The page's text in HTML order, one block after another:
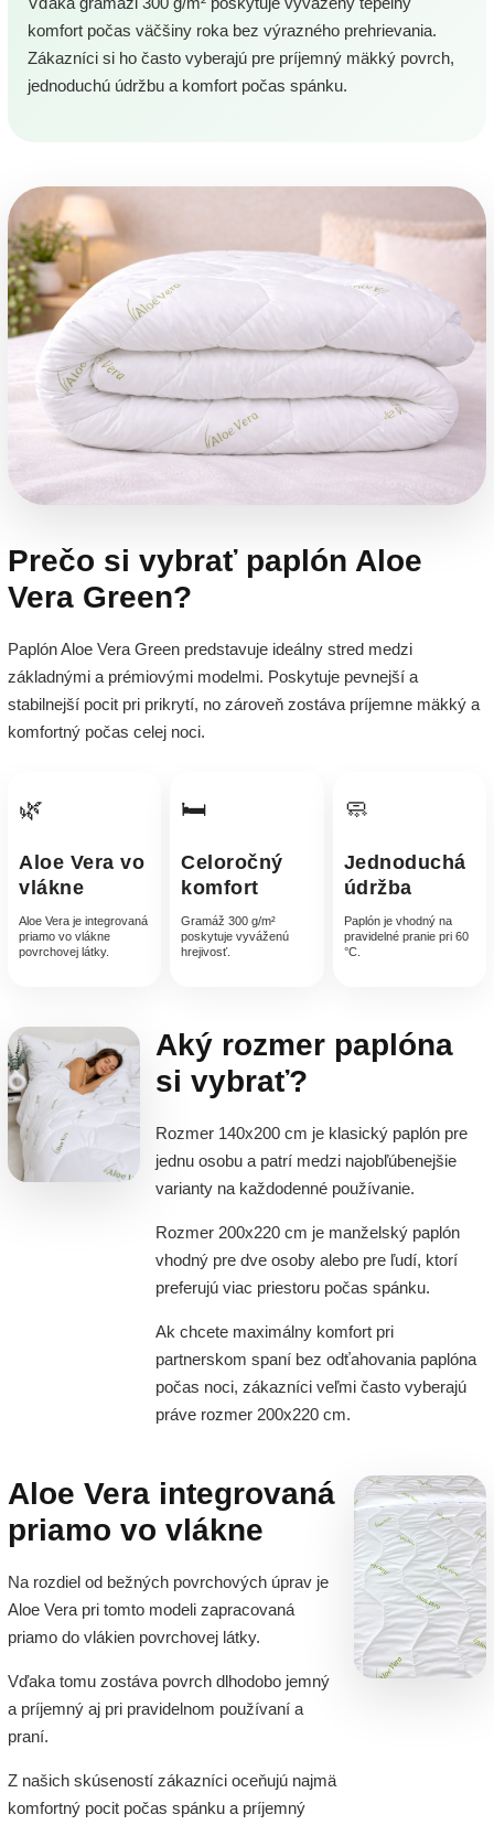
komfort počas väčšiny roka bez výrazného prehrievania.
Zákazníci si ho často vyberajú pre príjemný mäkký povrch,
jednoduchú údržbu a komfort počas spánku.
Prečo si vybrať paplón Aloe
Vera Green?
Paplón Aloe Vera Green predstavuje ideálny stred medzi
základnými a prémiovými modelmi. Poskytuje pevnejší a
stabilnejší pocit pri prikrytí, no zároveň zostáva príjemne mäkký a
komfortný počas celej noci.
🌿
Aloe Vera vo
vlákne
Aloe Vera je integrovaná
priamo vo vlákne
povrchovej látky.
🛏️
Celoročný
komfort
Gramáž 300 g/m²
poskytuje vyváženú
hrejivosť.
🧼
Jednoduchá
údržba
Paplón je vhodný na
pravidelné pranie pri 60
°C.
Aký rozmer paplóna
si vybrať?
Rozmer 140x200 cm je klasický paplón pre
jednu osobu a patrí medzi najobľúbenejšie
varianty na každodenné používanie.
Rozmer 200x220 cm je manželský paplón
vhodný pre dve osoby alebo pre ľudí, ktorí
preferujú viac priestoru počas spánku.
Ak chcete maximálny komfort pri
partnerskom spaní bez odťahovania paplóna
počas noci, zákazníci veľmi často vyberajú
práve rozmer 200x220 cm.
Aloe Vera integrovaná
priamo vo vlákne
Na rozdiel od bežných povrchových úprav je
Aloe Vera pri tomto modeli zapracovaná
priamo do vlákien povrchovej látky.
Vďaka tomu zostáva povrch dlhodobo jemný
a príjemný aj pri pravidelnom používaní a
praní.
Z našich skúseností zákazníci oceňujú najmä
komfortný pocit počas spánku a príjemný